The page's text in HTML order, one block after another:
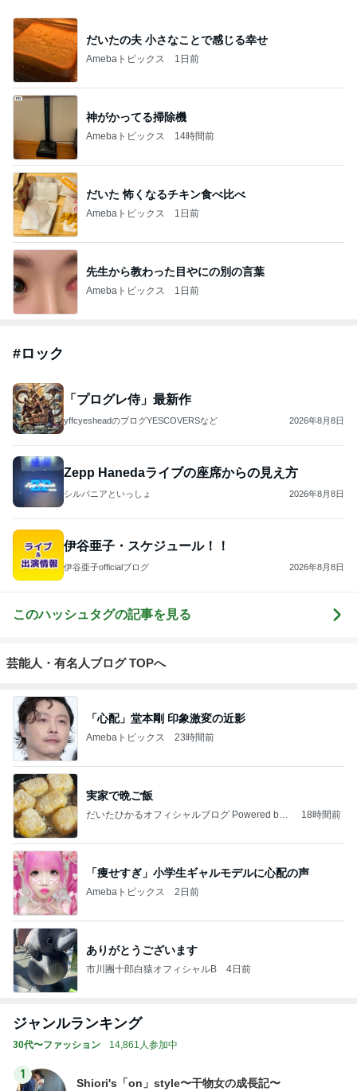
だいたの夫 小さなことで感じる幸せ
Amebaトピックス 1日前
神がかってる掃除機
Amebaトピックス 14時間前
だいた 怖くなるチキン食べ比べ
Amebaトピックス 1日前
先生から教わった目やにの別の言葉
Amebaトピックス 1日前
#ロック
「プログレ侍」最新作
yffcyesheadのブログYESCOVERSなど 2026年8月8日
Zepp Hanedaライブの座席からの見え方
シルバニアといっしょ 2026年8月8日
伊谷亜子・スケジュール！！
伊谷亜子officialブログ 2026年8月8日
このハッシュタグの記事を見る
芸能人・有名人ブログ TOPへ
「心配」堂本剛 印象激変の近影
Amebaトピックス 23時間前
実家で晩ご飯
だいたひかるオフィシャルブログ Powered by
18時間前
「痩せすぎ」小学生ギャルモデルに心配の声
Amebaトピックス 2日前
ありがとうございます
市川團十郎白猿オフィシャルB 4日前
ジャンルランキング
30代〜ファッション 14,861人参加中
1
Shiori's「on」style〜干物女の成長記〜